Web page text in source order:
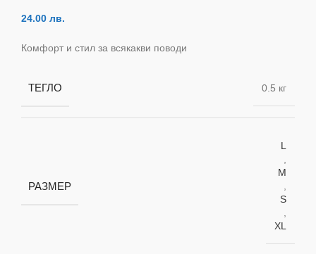
24.00 лв.
Комфорт и стил за всякакви поводи
ТЕГЛО 0.5 кг
РАЗМЕР
L
,
M
,
S
,
XL